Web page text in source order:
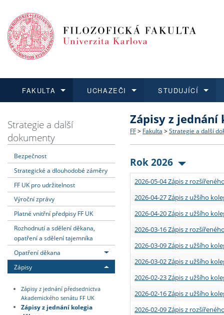
FAKULTA
Dozvědět se více
Struktura a historie
Strategie a další
Podpora a benefity pro
Absolventi fakulty
UCHAZEČI
Podat přihlášku
Co studovat a jak se
Učitelské studijní
Informace k průběhu
STUDUJÍCÍ
Dozvědět se více
Bakalářské a magisterské
Doktorské studium
Rigorózní řízení
Dozvědět se více
O vědě a výzkumu na FF
Akademické kvalifikace
Granty a projekty
Dozvědět se více
Aktuální nabídky a
Vyjíždějící studenti
Přijíždějící studenti
Vyjíždějící zaměstnanci
Strategie a další
dokumenty
Bezpečnost
Strategické a dlouhodobé záměry
FF UK pro udržitelnost
Výroční zprávy
Platné vnitřní předpisy FF UK
Rozhodnutí a sdělení děkana,
opatření a sdělení tajemníka
Opatření děkana
Zápisy
Zápisy z jednání předsednictva
Akademického senátu FF UK
Zápisy z jednání kolegia
Zápisy z jednání
FF > Fakulta > Strategie a další
Rok 2026
2026-05-04 Zápis z
2026-04-27 Zápis z užšího
2026-04-20 Zápis z užšího
2026-03-16 Zápis z
2026-03-09 Zápis z užšího
2026-03-02 Zápis z užšího
2026-02-23 Zápis z užšího
2026-02-16 Zápis z užšího
2026-02-09 Zápis z